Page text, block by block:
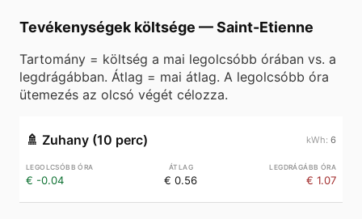
Tevékenységek költsége —Saint-Etienne
Tartomány = költség a mai legolcsóbb órában vs. a
legdrágábban. Átlag = mai átlag. A legolcsóbb óra
ütemezés az olcsó végét célozza.
🚿 Zuhany (10 perc) 6
€ -0.04 € 0.56 € 1.07